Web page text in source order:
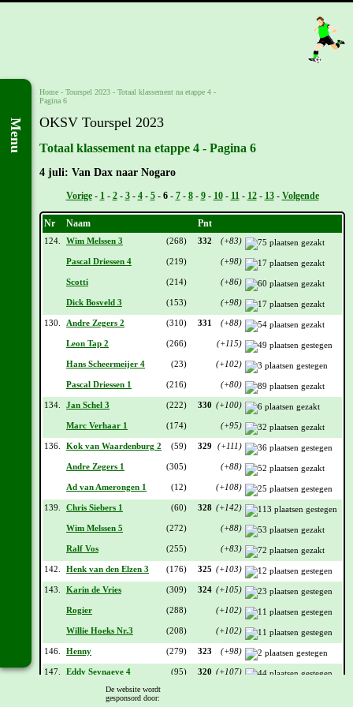
Menu
Home - Tourspel 2023 - Totaal klassement na etappe 4 -
Pagina 6
OKSV Tourspel 2023
Totaal klassement na etappe 4 - Pagina 6
4 juli: Van Dax naar Nogaro
Vorige- 1- 2- 3- 4- 5- 6- 7- 8- 9- 10- 11- 12- 13- Volgende
Nr Naam Pnt
124. Wim Melssen 3 (268) 332 (+83)
Pascal Driessen 4 (219) (+98)
Scotti (214) (+86)
Dick Bosveld 3 (153) (+98)
130. Andre Zegers 2 (310) 331 (+88)
Leon Tap 2 (266) (+115)
Hans Scheermeijer 4 (23) (+102)
Pascal Driessen 1 (216) (+80)
134. Jan Schel 3 (222) 330 (+100)
Marc Verhaar 1 (174) (+95)
136. Kok van Waardenburg 2 (59) 329 (+111)
Andre Zegers 1 (305) (+88)
Ad van Amerongen 1 (12) (+108)
139. Chris Siebers 1 (60) 328 (+142)
Wim Melssen 5 (272) (+88)
Ralf Vos (255) (+83)
142. Henk van den Elzen 3 (176) 325 (+103)
143. Karin de Vries (309) 324 (+105)
Rogier (288) (+102)
Willie Hoeks Nr.3 (208) (+102)
146. Henny (279) 323 (+98)
147. Eddy Seynaeve 4 (95) 320 (+107)
De website wordt
gesponsord door: